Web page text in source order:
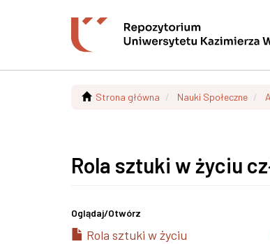
Strona główna Nauki Społeczne
Rola sztuki w życiu
Oglądaj/Otwórz
Rola sztuki w życiu